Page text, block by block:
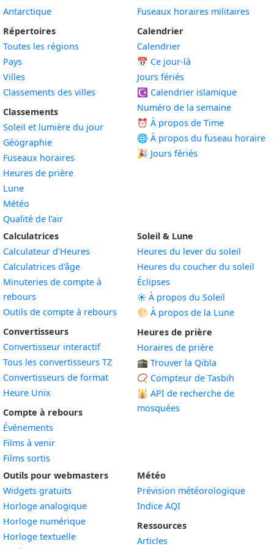
Antarctique
Répertoires
Toutes les régions
Pays
Villes
Classements des villes
Classements
Soleil et lumière du jour
Géographie
Fuseaux horaires
Heures de prière
Lune
Météo
Qualité de l'air
Fuseaux horaires militaires
Calendrier
Calendrier
📅 Ce jour-là
Jours fériés
☪️ Calendrier islamique
Numéro de la semaine
⏰ À propos de Time
🌐 À propos du fuseau horaire
🎉 Jours fériés
Calculatrices
Calculateur d'Heures
Calculatrices d'âge
Minuteries de compte à
rebours
Outils de compte à rebours
Convertisseurs
Convertisseur interactif
Tous les convertisseurs TZ
Convertisseurs de format
Heure Unix
Compte à rebours
Événements
Films à venir
Films sortis
Soleil & Lune
Heures du lever du soleil
Heures du coucher du soleil
Éclipses
☀️ À propos du Soleil
🌕 À propos de la Lune
Heures de prière
Horaires de prière
🕋 Trouver la Qibla
📿 Compteur de Tasbih
🕌 API de recherche de
mosquées
Outils pour webmasters
Widgets gratuits
Horloge analogiqueWidget
Horloge numériqueWidget
Horloge textuelleWidget
Météo
Prévision météorologique
Indice AQI
Ressources
Articles